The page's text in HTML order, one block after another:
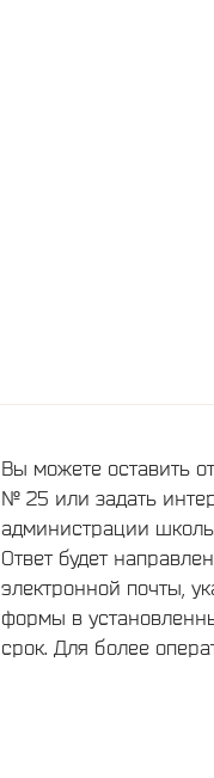
Вы можете оставить
№ 25 или задать
администрации
Ответ будет
электронной почты,
формы в
срок. Для более